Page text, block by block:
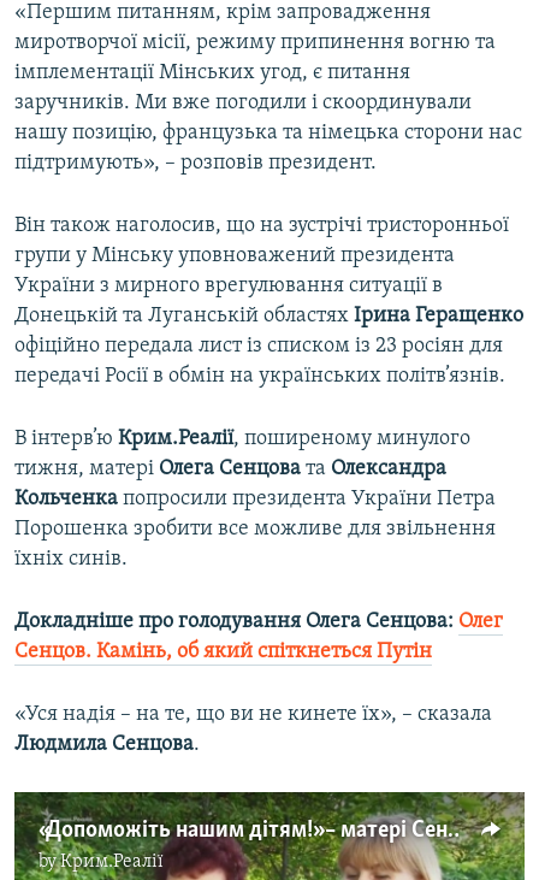
«Першим питанням, крім запровадження
миротворчої місії, режиму припинення вогню та
імплементації Мінських угод, є питання
заручників. Ми вже погодили і скоординували
нашу позицію, французька та німецька сторони нас
підтримують», – розповів президент.
Він також наголосив, що на зустрічі тристоронньої
групи у Мінську уповноважений президента
України з мирного врегулювання ситуації в
Донецькій та Луганській областях Ірина Геращенко
офіційно передала лист із списком із 23 росіян для
передачі Росії в обмін на українських політв’язнів.
В інтерв’ю Крим.Реалії, поширеному минулого
тижня, матері Олега Сенцова та Олександра
Кольченка попросили президента України Петра
Порошенка зробити все можливе для звільнення
їхніх синів.
Докладніше про голодування Олега Сенцова: Олег
Сенцов. Камінь, об який спіткнеться Путін
«Уся надія – на те, що ви не кинете їх», – сказала
Людмила Сенцова.
«Допоможіть нашим дітям!» – матері Сенцова і Кольченка (відео)
byКрим.Реалії